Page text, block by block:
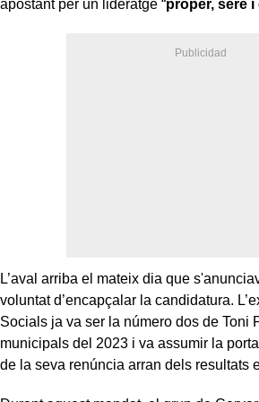
apostant per un lideratge “proper, serè i
L’aval arriba el mateix dia que
voluntat d’encapçalar la candidatura.
Socials ja va ser la número dos de Toni
municipals del 2023 i va assumir la
de la seva renúncia arran dels resultats